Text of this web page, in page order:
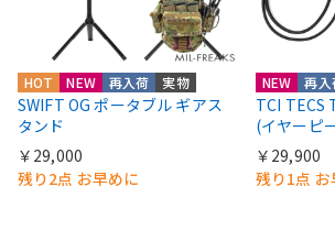
HOT NEW 再入荷 実物
SWIFT OG ポータブル ギアス
タンド
￥29,000
残り2点 お早めに
NEW 再入
TCI TECS
(イヤーピ
￥29,900
残り1点 お